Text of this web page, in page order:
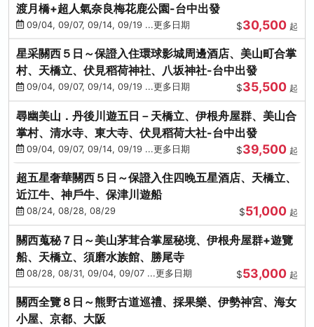
渡月橋+超人氣奈良梅花鹿公園-台中出發
09/04, 09/07, 09/14, 09/19 ...更多日期 $30,500 起
星采關西５日～保證入住環球影城周邊酒店、美山町合掌
村、天橋立、伏見稻荷神社、八坂神社-台中出發
09/04, 09/07, 09/14, 09/19 ...更多日期 $35,500 起
尋幽美山．丹後川遊五日－天橋立、伊根舟屋群、美山合
掌村、清水寺、東大寺、伏見稻荷大社-台中出發
09/04, 09/07, 09/14, 09/19 ...更多日期 $39,500 起
超五星奢華關西５日～保證入住四晚五星酒店、天橋立、
近江牛、神戶牛、保津川遊船
08/24, 08/28, 08/29 $51,000 起
關西蒐秘７日～美山茅茸合掌屋秘境、伊根舟屋群+遊覽
船、天橋立、須磨水族館、勝尾寺
08/28, 08/31, 09/04, 09/07 ...更多日期 $53,000 起
關西全覽８日～熊野古道巡禮、採果樂、伊勢神宮、海女
小屋、京都、大阪